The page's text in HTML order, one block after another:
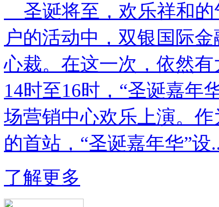
圣诞将至，欢乐祥和的
户的活动中，双银国际
心裁。在这一次，依然
14时至16时，“圣诞嘉年
场营销中心欢乐上演。作
的首站，“圣诞嘉年华”设
了解更多